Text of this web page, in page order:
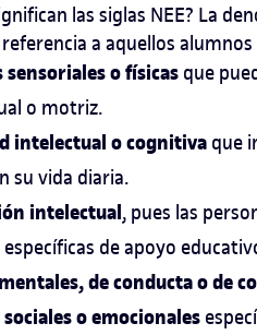
las siglas NEE? La
a aquellos
sensoriales o físicas que
o motriz.
intelectual o cognitiva que
su vida diaria.
intelectual, pues las
específicas de apoyo
de conducta o de
o emocionales